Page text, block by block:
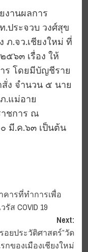
งานผลการ
.ประจวบ วงศ์สุข
ภ.จว.เชียงใหม่ ที่
๖๓ เรื่อง ให้
ร โดยมีบัญชีราย
ง จำนวน ๕ นาย
.แม่อาย
าชการ ณ
มี.ค.๖๓ เป็นต้น
ารที่ทำการเพื่อ
ส COVID 19
Next:
อยประวัติศาสตร์”วัด
กของเมืองเชียงใหม่